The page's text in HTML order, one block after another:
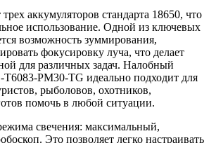
аккумуляторов стандарта 18650, что
использование. Одной из ключевых
возможность зуммирования,
фокусировку луча, что делает
для различных задач. Налобный
PM30-TG идеально подходит для
рыболовов, охотников,
помочь в любой ситуации.
свечения: максимальный,
Это позволяет легко настраивать